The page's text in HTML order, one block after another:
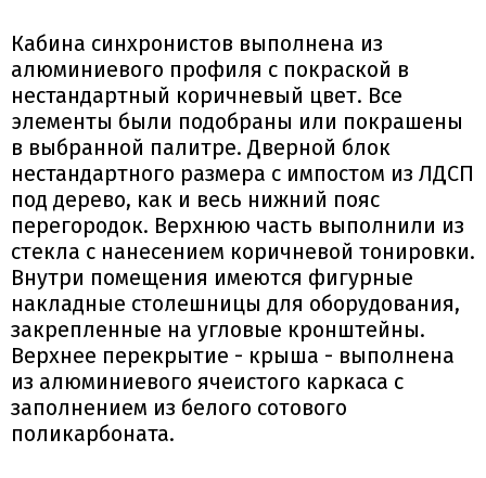
Кабина синхронистов выполнена из
алюминиевого профиля с покраской в
нестандартный коричневый цвет. Все
элементы были подобраны или покрашены
в выбранной палитре. Дверной блок
нестандартного размера с импостом из ЛДСП
под дерево, как и весь нижний пояс
перегородок. Верхнюю часть выполнили из
стекла с нанесением коричневой тонировки.
Внутри помещения имеются фигурные
накладные столешницы для оборудования,
закрепленные на угловые кронштейны.
Верхнее перекрытие - крыша - выполнена
из алюминиевого ячеистого каркаса с
заполнением из белого сотового
поликарбоната.